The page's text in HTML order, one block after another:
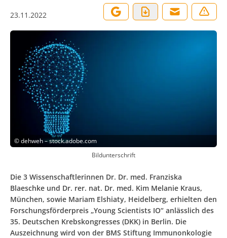
23.11.2022
©dehweh – stock.adobe.com
Bildunterschrift
Die 3 Wissenschaftlerinnen Dr. Dr. med. Franziska
Blaeschke und Dr. rer. nat. Dr. med. Kim Melanie Kraus,
München, sowie Mariam Elshiaty, Heidelberg, erhielten den
Forschungsförderpreis „Young Scientists IO“ anlässlich des
35. Deutschen Krebskongresses (DKK) in Berlin. Die
Auszeichnung wird von der BMS Stiftung Immunonkologie